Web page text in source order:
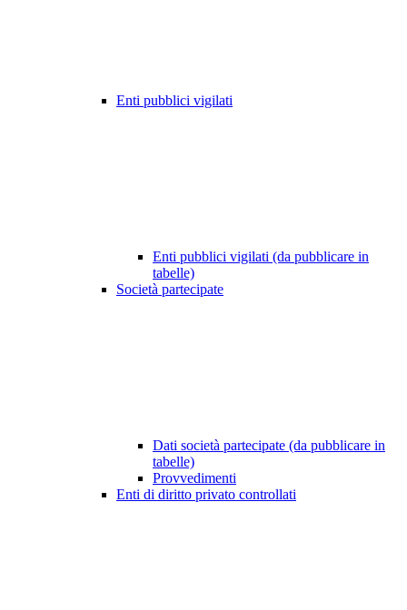
Enti pubblici vigilati
Enti pubblici vigilati (da pubblicare in
tabelle)
Società partecipate
Dati società partecipate (da pubblicare in
tabelle)
Provvedimenti
Enti di diritto privato controllati